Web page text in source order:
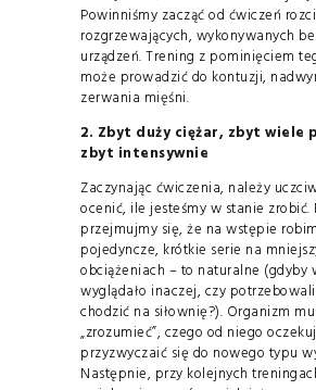
Powinniśmy zacząć od ćwiczeń
rozgrzewających, wykonywanych
urządzeń. Trening z pominięciem
może prowadzić do kontuzji,
zerwania mięśni.
2. Zbyt duży ciężar, zbyt wiele
zbyt intensywnie
Zaczynając ćwiczenia, należy
ocenić, ile jesteśmy w stanie zrobić.
przejmujmy się, że na wstępie
pojedyncze, krótkie serie na
obciążeniach – to naturalne (gdyby
wyglądało inaczej, czy
chodzić na siłownię?). Organizm
„zrozumieć”, czego od niego
przyzwyczaić się do nowego typu
Następnie, przy kolejnych